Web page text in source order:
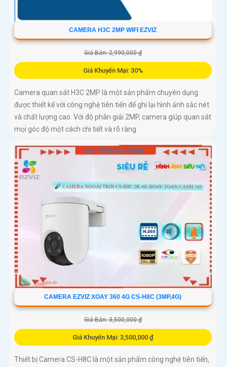
CAMERA H3C 2MP WIFI EZVIZ
Giá Bán: 2,990,000 ₫
Giá Khuyến Mại: 30%
Camera quan sát H3C 2MP là một sản phẩm chuyên dụng
được thiết kế với công nghệ tiên tiến để ghi lại hình ảnh sắc nét
và chất lượng cao. Với độ phân giải 2MP, camera giúp quan sát
mọi góc độ một cách chi tiết và rõ ràng
CAMERA EZVIZ XOAY 360 4G CS-H8C (3MP,4G)
Giá Bán: 3,500,000 ₫
Giá Khuyến Mại: 3,500,000 ₫
Thiết bị Camera CS-H8C là một sản phẩm công nghệ tiên tiến,